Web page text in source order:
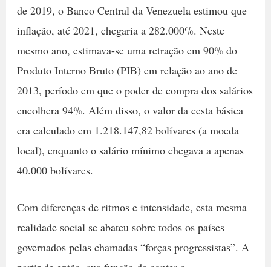
de 2019, o Banco Central da Venezuela estimou que
inflação, até 2021, chegaria a 282.000%. Neste
mesmo ano, estimava-se uma retração em 90% do
Produto Interno Bruto (PIB) em relação ao ano de
2013, período em que o poder de compra dos salários
encolhera 94%. Além disso, o valor da cesta básica
era calculado em 1.218.147,82 bolívares (a moeda
local), enquanto o salário mínimo chegava a apenas
40.000 bolívares.
Com diferenças de ritmos e intensidade, esta mesma
realidade social se abateu sobre todos os países
governados pelas chamadas “forças progressistas”. A